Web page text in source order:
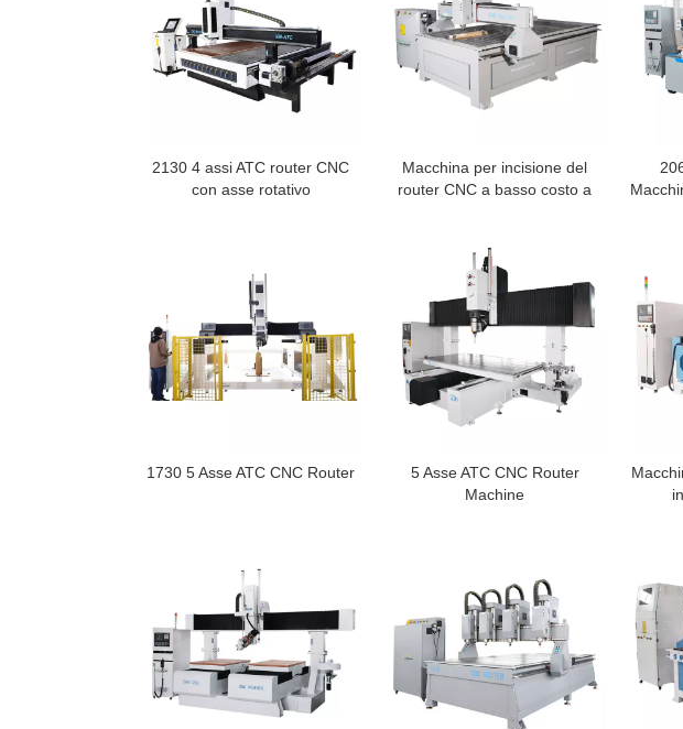
2130 4 assi ATC router CNC
con asse rotativo
Macchina per incisione del
router CNC a basso costo a
1730 5 Asse ATC CNC Router
5 Asse ATC CNC Router
Machine